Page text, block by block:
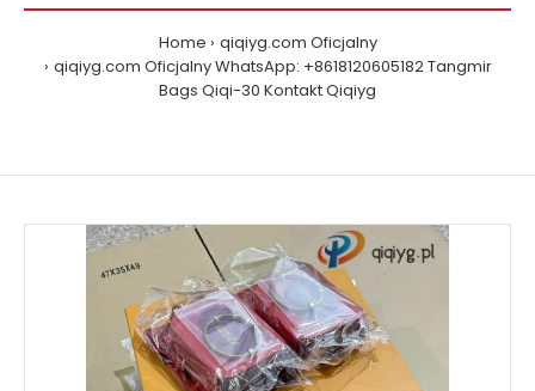
Home
qiqiyg.com Oficjalny
qiqiyg.com Oficjalny WhatsApp: +8618120605182 Tangmir
Bags Qiqi-30 Kontakt Qiqiyg